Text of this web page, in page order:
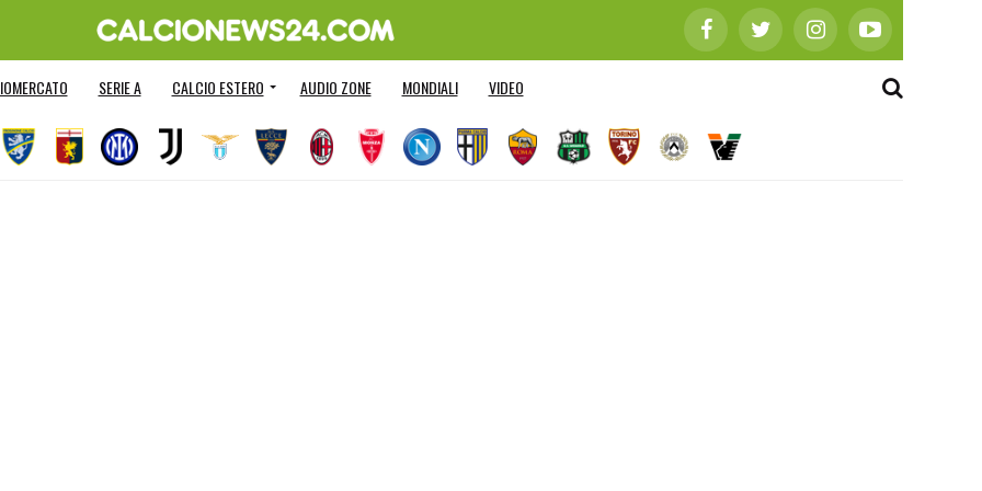
SERIE A CALCIO ESTERO AUDIO ZONE MONDIALI VIDEO